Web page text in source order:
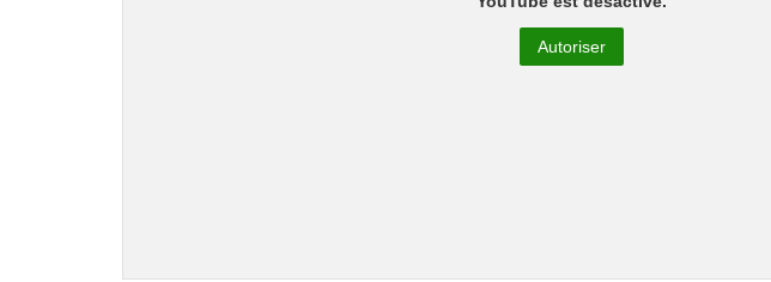
Autoriser